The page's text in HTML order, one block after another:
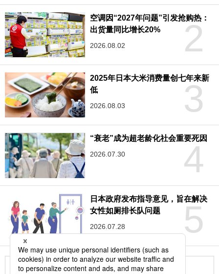
2
空调因“2027年问题”引发抢购热：
出货量同比增长20%
2026.08.02
3
2025年日本大米消费量创七年来新
低
2026.08.03
4
“衰老”成为超老龄化社会重要死因
2026.07.30
5
日本政府发布指导意见，旨在解决
女性如厕排长队问题
2026.07.28
更多